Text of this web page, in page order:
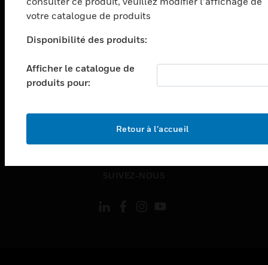
toggle view
ASSISTANCE
toggle view
EMPLOIS
toggle view
SOCIÉTÉ
MENTIONS LÉGALES
toggle view
votre catalogue de produits
Disponibilité des produits:
Afficher le catalogue de
produits pour:
Retour à l’accueil